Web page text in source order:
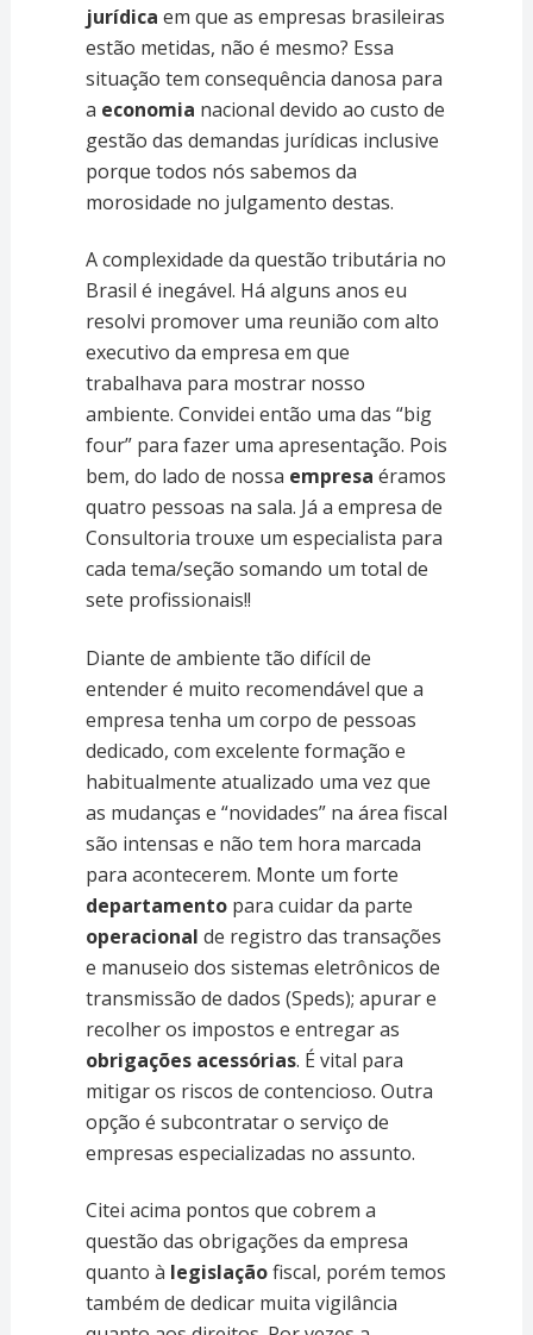
jurídica em que as empresas brasileiras
estão metidas, não é mesmo? Essa
situação tem consequência danosa para
a economia nacional devido ao custo de
gestão das demandas jurídicas inclusive
porque todos nós sabemos da
morosidade no julgamento destas.
A complexidade da questão tributária no
Brasil é inegável. Há alguns anos eu
resolvi promover uma reunião com alto
executivo da empresa em que
trabalhava para mostrar nosso
ambiente. Convidei então uma das “big
four” para fazer uma apresentação. Pois
bem, do lado de nossa empresa éramos
quatro pessoas na sala. Já a empresa de
Consultoria trouxe um especialista para
cada tema/seção somando um total de
sete profissionais!!
Diante de ambiente tão difícil de
entender é muito recomendável que a
empresa tenha um corpo de pessoas
dedicado, com excelente formação e
habitualmente atualizado uma vez que
as mudanças e “novidades” na área fiscal
são intensas e não tem hora marcada
para acontecerem. Monte um forte
departamento para cuidar da parte
operacional de registro das transações
e manuseio dos sistemas eletrônicos de
transmissão de dados (Speds); apurar e
recolher os impostos e entregar as
obrigações acessórias. É vital para
mitigar os riscos de contencioso. Outra
opção é subcontratar o serviço de
empresas especializadas no assunto.
Citei acima pontos que cobrem a
questão das obrigações da empresa
quanto à legislaçãofiscal, porém temos
também de dedicar muita vigilância